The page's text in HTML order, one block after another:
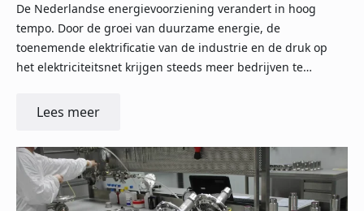
De Nederlandse energievoorziening verandert in hoog
tempo. Door de groei van duurzame energie, de
toenemende elektrificatie van de industrie en de druk op
het elektriciteitsnet krijgen steeds meer bedrijven te…
Lees meer